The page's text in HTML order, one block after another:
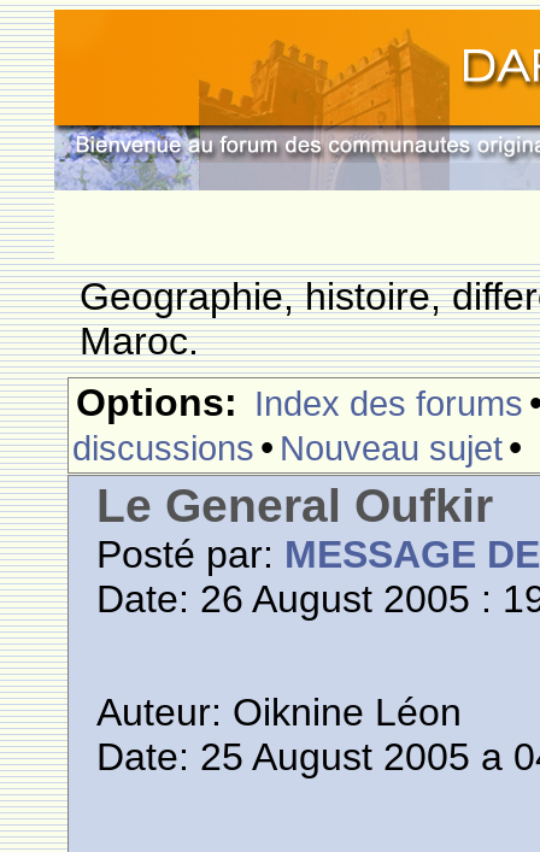
Geographie, histoire,
Maroc.
Options: Index des forums
discussions • Nouveau sujet•
Le General Oufkir
Posté par: MESSAGE
Date: 26 August 2005 :
Auteur: Oiknine Léon
Date: 25 August 2005 a